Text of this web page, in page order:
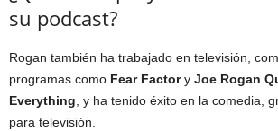
su podcast?
Rogan también ha trabajado en televisión,
programas como Fear Factory Joe Rogan
Everything , y ha tenido éxito en la comedia,
para televisión.